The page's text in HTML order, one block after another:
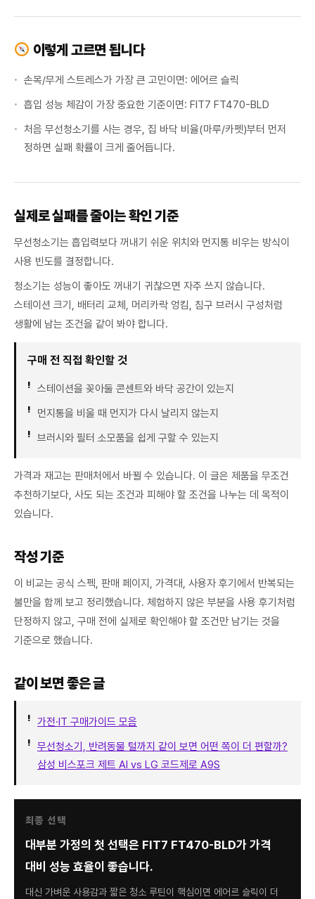
이렇게 고르면 됩니다
손목/무게 스트레스가 가장 큰 고민이면: 에어르 슬릭
흡입 성능 체감이 가장 중요한 기준이면: FIT7 FT470-BLD
처음 무선청소기를 사는 경우, 집 바닥 비율(마루/카펫)부터 먼저
정하면 실패 확률이 크게 줄어듭니다.
실제로 실패를 줄이는 확인 기준
무선청소기는 흡입력보다 꺼내기 쉬운 위치와 먼지통 비우는 방식이
사용 빈도를 결정합니다.
청소기는 성능이 좋아도 꺼내기 귀찮으면 자주 쓰지 않습니다.
스테이션 크기, 배터리 교체, 머리카락 엉킴, 침구 브러시 구성처럼
생활에 남는 조건을 같이 봐야 합니다.
구매 전 직접 확인할 것
스테이션을 꽂아둘 콘센트와 바닥 공간이 있는지
먼지통을 비울 때 먼지가 다시 날리지 않는지
브러시와 필터 소모품을 쉽게 구할 수 있는지
가격과 재고는 판매처에서 바뀔 수 있습니다. 이 글은 제품을 무조건
추천하기보다, 사도 되는 조건과 피해야 할 조건을 나누는 데 목적이
있습니다.
작성 기준
이 비교는 공식 스펙, 판매 페이지, 가격대, 사용자 후기에서 반복되는
불만을 함께 보고 정리했습니다. 체험하지 않은 부분을 사용 후기처럼
단정하지 않고, 구매 전에 실제로 확인해야 할 조건만 남기는 것을
기준으로 했습니다.
같이 보면 좋은 글
가전·IT 구매가이드 모음
무선청소기, 반려동물 털까지 같이 보면 어떤 쪽이 더 편할까?
삼성 비스포크 제트 AI vs LG 코드제로 A9S
최종 선택
대부분 가정의 첫 선택은 FIT7 FT470-BLD가 가격
대비 성능 효율이 좋습니다.
대신 가벼운 사용감과 짧은 청소 루틴이 핵심이면 에어르 슬릭이 더